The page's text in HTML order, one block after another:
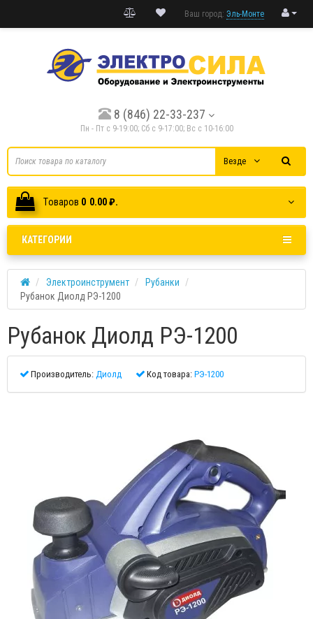
Ваш город: Эль-Монте
8 (846) 22-33-237
Пн - Пт с 9-19:00; Cб с 9-17:00; Вс с 10-16:00
Везде
Tоваров 0 0.00 ₽.
КАТЕГОРИИ
Электроинструмент
Рубанки
Рубанок Диолд РЭ-1200
Рубанок Диолд РЭ-1200
Производитель: Диолд Код товара: РЭ-1200